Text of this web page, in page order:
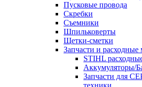
Пусковые провода
Скребки
Съемники
Шпильковерты
Щетки-сметки
Запчасти и расходные
STIHL
Аккумуляторы/
Запчасти для
техники